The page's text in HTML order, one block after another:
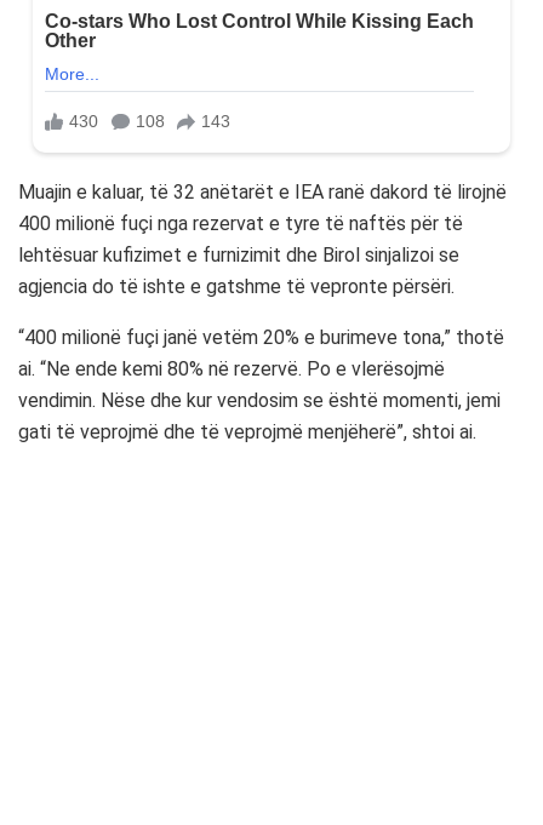
Muajin e kaluar, të 32 anëtarët e IEA ranë dakord të lirojnë
400 milionë fuçi nga rezervat e tyre të naftës për të
lehtësuar kufizimet e furnizimit dhe Birol sinjalizoi se
agjencia do të ishte e gatshme të vepronte përsëri.
“400 milionë fuçi janë vetëm 20% e burimeve tona,” thotë
ai. “Ne ende kemi 80% në rezervë. Po e vlerësojmë
vendimin. Nëse dhe kur vendosim se është momenti, jemi
gati të veprojmë dhe të veprojmë menjëherë”, shtoi ai.